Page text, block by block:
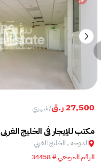
27,500 ر.ق /شهري
مكتب للإيجار في الخليج الغربي
الدوحة , الخليج الغربي
الرقم المرجعي # 34458